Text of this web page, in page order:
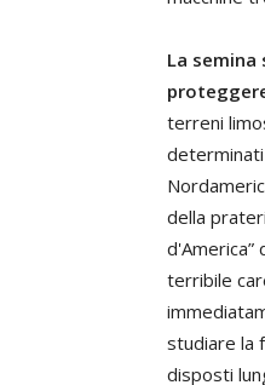
La
terreni
della
terribile
studiare la
disposti